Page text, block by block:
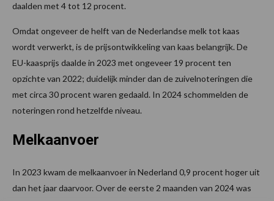
daalden met 4 tot 12 procent.
Omdat ongeveer de helft van de Nederlandse melk tot kaas
wordt verwerkt, is de prijsontwikkeling van kaas belangrijk. De
EU-kaasprijs daalde in 2023 met ongeveer 19 procent ten
opzichte van 2022; duidelijk minder dan de zuivelnoteringen die
met circa 30 procent waren gedaald. In 2024 schommelden de
noteringen rond hetzelfde niveau.
Melkaanvoer
In 2023 kwam de melkaanvoer in Nederland 0,9 procent hoger uit
dan het jaar daarvoor. Over de eerste 2 maanden van 2024 was